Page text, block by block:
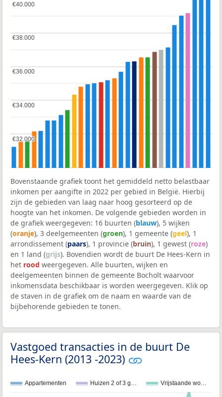
€32.000
€32.000
€34.000
€34.000
€36.000
€36.000
€38.000
€38.000
€40.000
€40.000
Bovenstaande grafiek toont het gemiddeld netto belastbaar
inkomen per aangifte in 2022 per gebied in België. Hierbij
zijn de gebieden van laag naar hoog gesorteerd op de
hoogte van het inkomen. De volgende gebieden worden in
de grafiek weergegeven: 16 buurten (blauw), 5 wijken
(oranje), 3 deelgemeenten (groen), 1 gemeente (geel), 1
arrondissement (paars), 1 provincie (bruin), 1 gewest (roze)
en 1 land (grijs). Bovendien wordt de buurt De Hees-Kern in
het rood weergegeven. Alle buurten, wijken en
deelgemeenten binnen de gemeente Bocholt waarvoor
inkomensdata beschikbaar is worden weergegeven. Klik op
de staven in de grafiek om de naam en waarde van de
bijbehorende gebieden te tonen.
Vastgoed transacties in de buurt De
Hees-Kern (2013 -2023)
Appartementen Huizen 2 of 3 g… Vrijstaande wo…